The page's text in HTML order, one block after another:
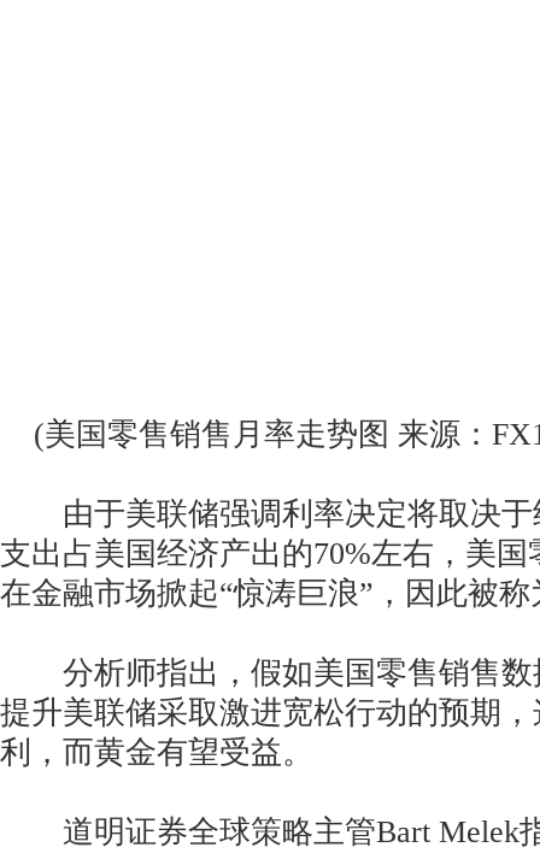
(美国零售销售月率走势图 来源：
由于美联储强调利率决定将取决于
支出占美国经济产出的70%左右，美
在金融市场掀起“惊涛巨浪”，因此被称
分析师指出，假如美国零售销售数
提升美联储采取激进宽松行动的预期
利，而黄金有望受益。
道明证券全球策略主管Bart Melek